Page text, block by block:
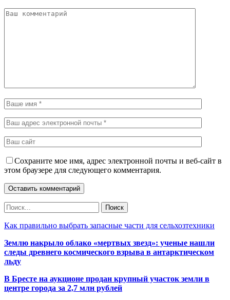
Сохраните мое имя, адрес электронной почты и веб-сайт в
этом браузере для следующего комментария.
Как правильно выбрать запасные части для сельхозтехники
Землю накрыло облако «мертвых звезд»: ученые нашли
следы древнего космического взрыва в антарктическом
льду
В Бресте на аукционе продан крупный участок земли в
центре города за 2,7 млн рублей